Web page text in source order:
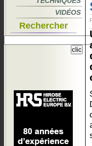
VIDÉOS
Rechercher